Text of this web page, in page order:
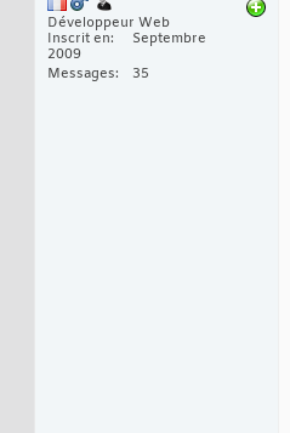
Développeur Web
Inscrit en
Septembre
2009
Messages
35